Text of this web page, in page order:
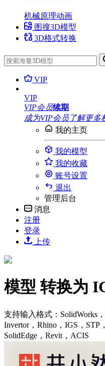
机械原理动画
图搜3D模型
3D格式转换
VIP
VIP
VIP会员续期
成为VIP会员 了解更多
我的主页
我的模型
我的收藏
账号设置
退出
管理后台
消息
注册
登录
上传
模型 转换为
支持输入格式：SolidWorks
Invertor，Rhino，IGS，
SolidEdge，Revit，ACIS